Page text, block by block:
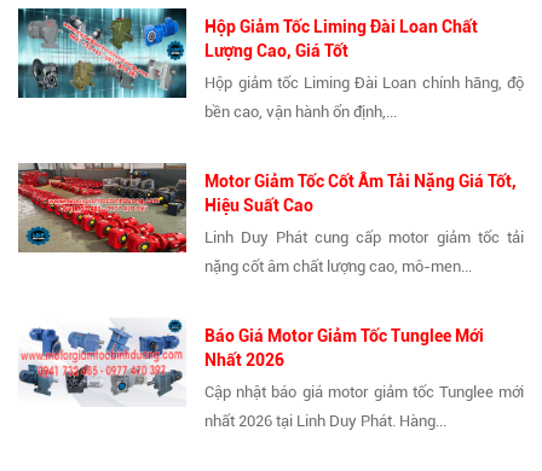
Hộp Giảm Tốc Liming Đài Loan Chất
Lượng Cao, Giá Tốt
Hộp giảm tốc Liming Đài Loan chính hãng, độ
bền cao, vận hành ổn định,...
Motor Giảm Tốc Cốt Âm Tải Nặng Giá Tốt,
Hiệu Suất Cao
Linh Duy Phát cung cấp motor giảm tốc tải
nặng cốt âm chất lượng cao, mô-men...
Báo Giá Motor Giảm Tốc Tunglee Mới
Nhất 2026
Cập nhật báo giá motor giảm tốc Tunglee mới
nhất 2026 tại Linh Duy Phát. Hàng...